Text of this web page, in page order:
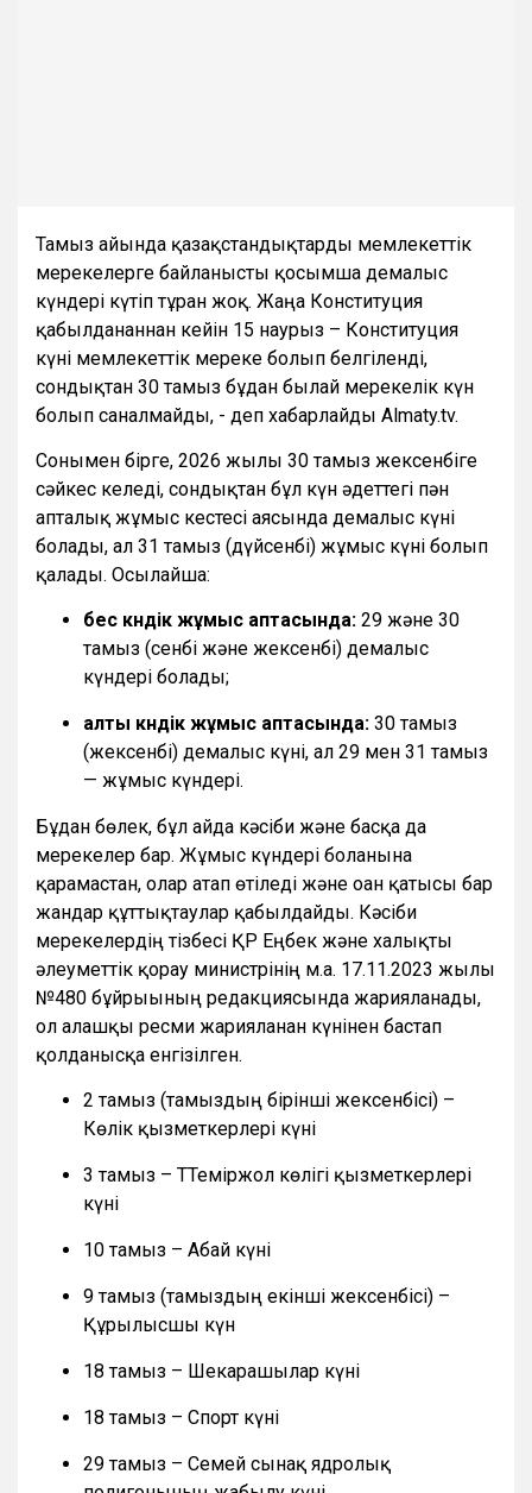
Тамыз айында қазақстандықтарды мемлекеттік
мерекелерге байланысты қосымша демалыс
күндері күтіп тұрған жоқ. Жаңа Конституция
қабылданғаннан кейін 15 наурыз – Конституция
күні мемлекеттік мереке болып белгіленді,
сондықтан 30 тамыз бұдан былай мерекелік күн
болып саналмайды, - деп хабарлайды Almaty.tv.
Сонымен бірге, 2026 жылғы 30 тамыз жексенбіге
сәйкес келеді, сондықтан бұл күн әдеттегі пән
апталық жұмыс кестесі аясында демалыс күні
болады, ал 31 тамыз (дүйсенбі) жұмыс күні болып
қалады. Осылайша:
бес күндік жұмыс аптасында: 29 және 30
тамыз (сенбі және жексенбі) демалыс
күндері болады;
алты күндік жұмыс аптасында: 30 тамыз
(жексенбі) демалыс күні, ал 29 мен 31 тамыз
— жұмыс күндері.
Бұдан бөлек, бұл айда кәсіби және басқа да
мерекелер бар. Жұмыс күндері болғанына
қарамастан, олар атап өтіледі және оған қатысы бар
жандар құттықтаулар қабылдайды. Кәсіби
мерекелердің тізбесі ҚР Еңбек және халықты
әлеуметтік қорғау министрінің м.а. 17.11.2023 жылғы
№480 бұйрығының редакциясында жарияланады,
ол алғашқы ресми жарияланған күнінен бастап
қолданысқа енгізілген.
2 тамыз (тамыздың бірінші жексенбісі) –
Көлік қызметкерлері күні
3 тамыз – ТТеміржол көлігі қызметкерлері
күні
10 тамыз – Абай күні
9 тамыз (тамыздың екінші жексенбісі) –
Құрылысшы күн
18 тамыз – Шекарашылар күні
18 тамыз – Спорт күні
29 тамыз – Семей сынақ ядролық